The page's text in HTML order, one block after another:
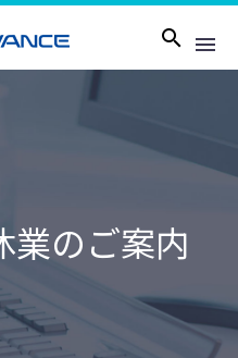
業のご案内